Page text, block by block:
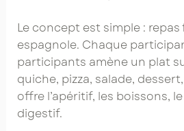
Le concept est simple :
espagnole. Chaque
participants amène un plat
quiche, pizza, salade,
offre l’apéritif, les boissons,
digestif.